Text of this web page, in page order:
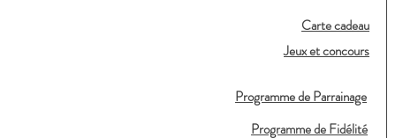
Carte cadeau
Jeux et concours
Programme de Parrainage
Programme de Fidélité